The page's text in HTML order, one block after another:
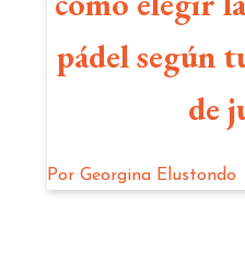
pádel según
de
Por Georgina Elustondo